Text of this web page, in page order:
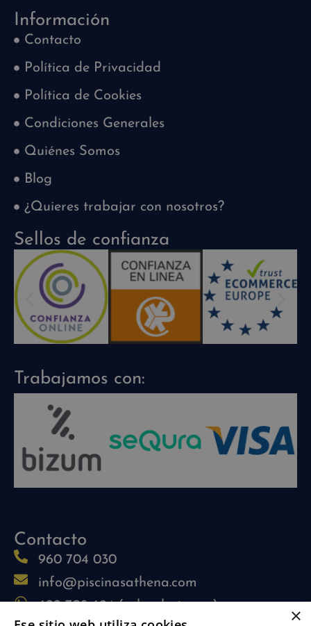
Información
Contacto
Política de Privacidad
Política de Cookies
Condiciones Generales
Quiénes Somos
Blog
¿Quieres trabajar con nosotros?
Sellos de confianza
Trabajamos con:
Contacto
960 704 030
info@piscinasathena.com
622 708 694 (solo whatsapp)
×